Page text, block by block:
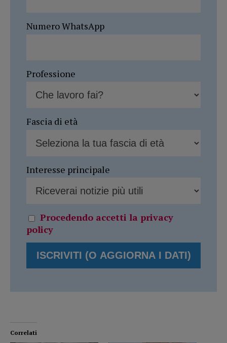
Numero WhatsApp
Professione
Fascia di età
Interesse principale
Procedendo accetti la privacy
policy
Correlati